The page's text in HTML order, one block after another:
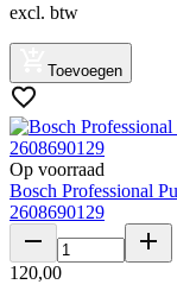
excl. btw
Toevoegen
Op voorraad
Bosch Professional
2608690129
120,00